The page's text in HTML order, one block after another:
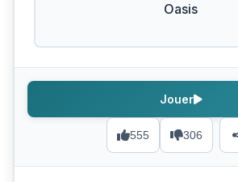
Oasis
555 306
Jouer